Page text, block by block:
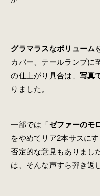
グラマラスなボリューム
カバー、テールランプに
の仕上がり具合は、 写真
りました。
一部では「 ゼファーのモ
をやめてリア2本サスにす
否定的な意見もありまし
は、そんな声すら弾き返